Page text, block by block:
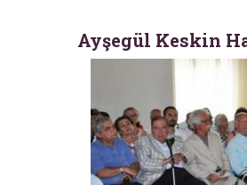
Ayşegül Keskin